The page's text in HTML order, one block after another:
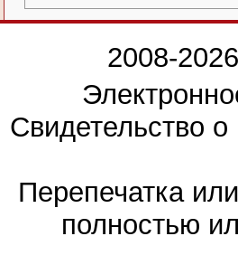
2008-
Свидетельство
Перепечатка
полностью